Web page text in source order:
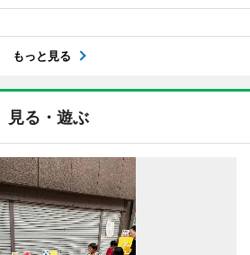
もっと見る
見る・遊ぶ